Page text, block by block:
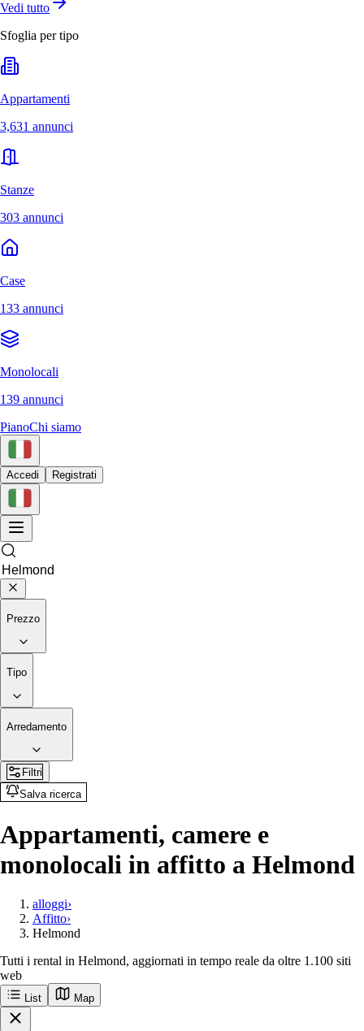
Vedi tutto
Sfoglia per tipo
Appartamenti
3,631 annunci
Stanze
303 annunci
Case
133 annunci
Monolocali
139 annunci
PianoChi siamo
Accedi Registrati
Prezzo
Tipo
Arredamento
Filtri
Salva ricerca
Appartamenti, camere e
monolocali in affitto a Helmond
alloggi›
Affitto›
Helmond
Tutti i rental in Helmond, aggiornati in tempo reale da oltre 1.100 siti
web
List Map